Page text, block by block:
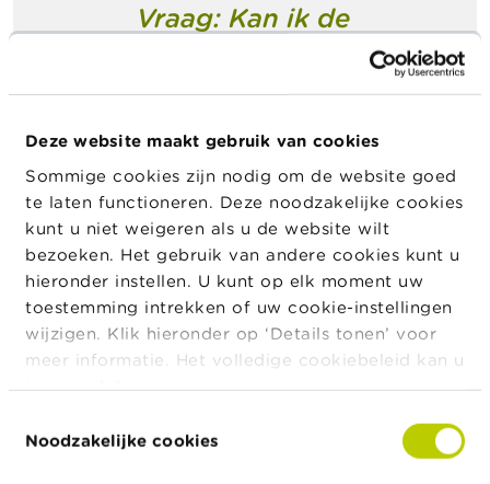
Deze website maakt gebruik van cookies
Sommige cookies zijn nodig om de website goed
te laten functioneren. Deze noodzakelijke cookies
kunt u niet weigeren als u de website wilt
bezoeken. Het gebruik van andere cookies kunt u
hieronder instellen. U kunt op elk moment uw
toestemming intrekken of uw cookie-instellingen
wijzigen. Klik hieronder op ‘Details tonen’ voor
meer informatie. Het volledige cookiebeleid kan u
hierraadplegen.
Noodzakelijke cookies
Vraag: Kan ik de
inpandgeving van mijn
aanvullend pensioen
herfinanciering van
mijn hypothecaire
lening?
Antwoord: Dat is mogelijk. Daarbij
moeten dezelfde voorwaarden
worden nageleefd als degene die
van toepassing zijn op een
inpandgeving van eenaanvullend
hypothecaire lening.